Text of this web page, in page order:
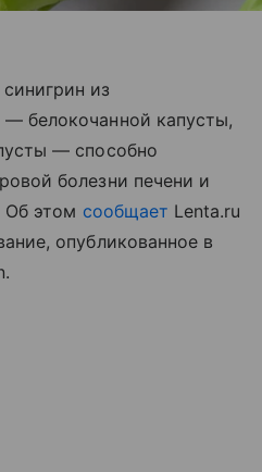
из
белокочанной капусты,
— способно
болезни печени и
Об этом сообщает Lenta.ru
опубликованное в